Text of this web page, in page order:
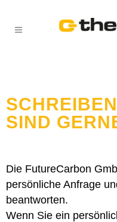
SIND
Die FutureCarbon
persönliche Anfrage
beantworten.
Wenn Sie ein